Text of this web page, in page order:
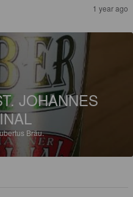
1 year ago
JOHANNES
Bräu.